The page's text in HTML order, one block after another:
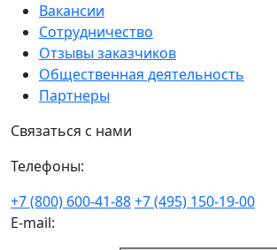
Вакансии
Сотрудничество
Отзывы заказчиков
Общественная деятельность
Партнеры
Связаться с нами
Телефоны:
+7 (800) 600-41-88+7 (495) 150-19-00
E-mail: